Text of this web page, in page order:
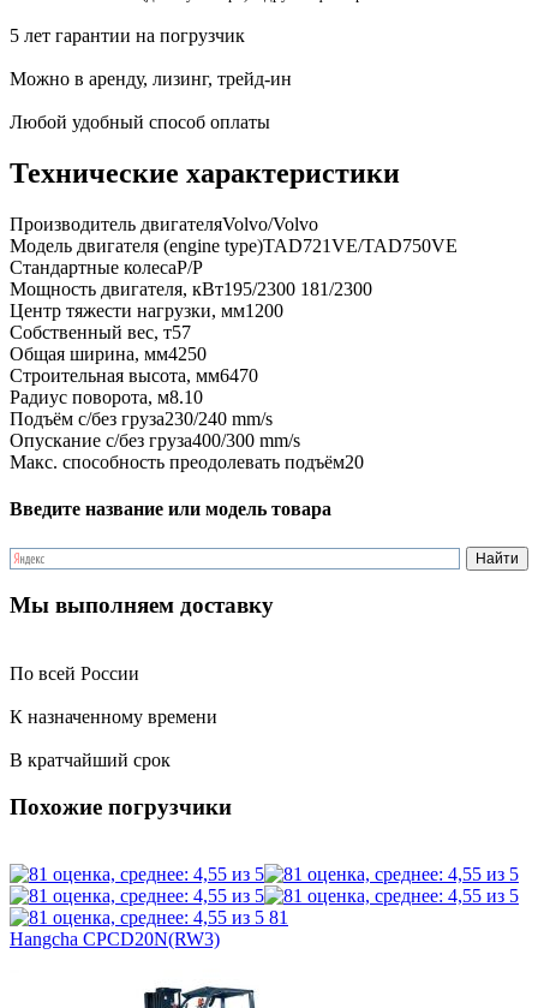
5 лет гарантии на погрузчик
Можно в аренду, лизинг, трейд-ин
Любой удобный способ оплаты
Технические характеристики
Производитель двигателяVolvo/Volvo
Модель двигателя (engine type)TAD721VE/TAD750VE
Стандартные колесаP/P
Мощность двигателя, кВт195/2300 181/2300
Центр тяжести нагрузки, мм1200
Собственный вес, т57
Общая ширина, мм4250
Строительная высота, мм6470
Радиус поворота, м8.10
Подъём с/без груза230/240 mm/s
Опускание с/без груза400/300 mm/s
Макс. способность преодолевать подъём20
Введите название или модель товара
Мы выполняем доставку
По всей России
К назначенному времени
В кратчайший срок
Похожие погрузчики
81
Hangcha CPCD20N(RW3)